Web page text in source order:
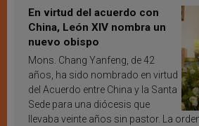
En virtud del acuerdo con
China, León XIV nombra un
nuevo obispo
Mons. Chang Yanfeng, de 42
años, ha sido nombrado en virtud
del Acuerdo entre China y la Santa
Sede para una diócesis que
llevaba veinte años sin pastor. La